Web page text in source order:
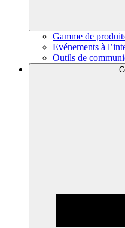
Gamme de
Evénements à
Outils de